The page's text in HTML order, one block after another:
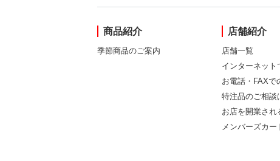
商品紹介
季節商品のご案内
店舗紹介
店舗一覧
インターネット
お電話・FAXで
特注品のご相談
お店を開業され
メンバーズカー